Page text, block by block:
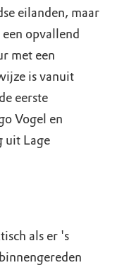
eilanden, maar
opvallend
met een
is vanuit
eerste
Vogel en
uit Lage
als er 's